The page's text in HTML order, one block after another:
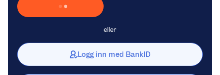
Laster inn Vipps …
eller
Logg inn med BankID